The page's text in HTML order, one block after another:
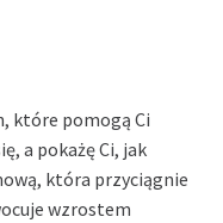
które pomogą Ci
a pokażę Ci, jak
która przyciągnie
wzrostem